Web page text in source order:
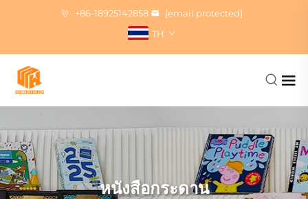
+86-18925142858
[email protected]
TH
หนังสือกระดาน